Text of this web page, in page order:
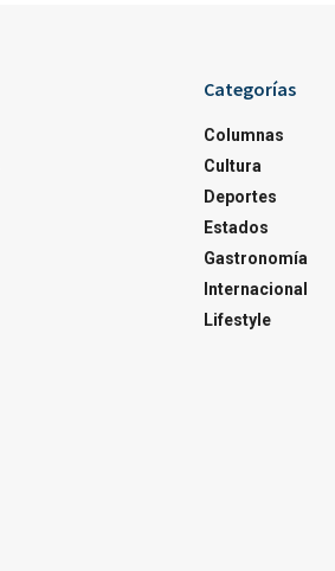
Categorías
Columnas
Cultura
Deportes
Estados
Gastronomía
Internacional
Lifestyle